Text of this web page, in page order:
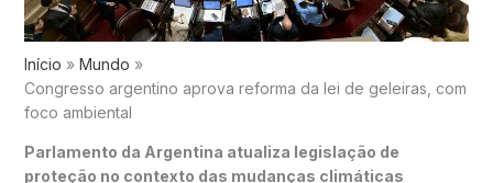
Início
Mundo
Congresso argentino aprova reforma da lei de geleiras, com
foco ambiental
Parlamento da Argentina atualiza legislação de
proteção no contexto das mudanças climáticas